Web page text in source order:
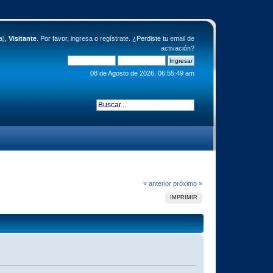
Visitante. Por favor, ingresao regístrate. ¿Perdiste tu email de
activación?
08 de Agosto de 2026, 06:55:49 am
« anterior próximo »
IMPRIMIR